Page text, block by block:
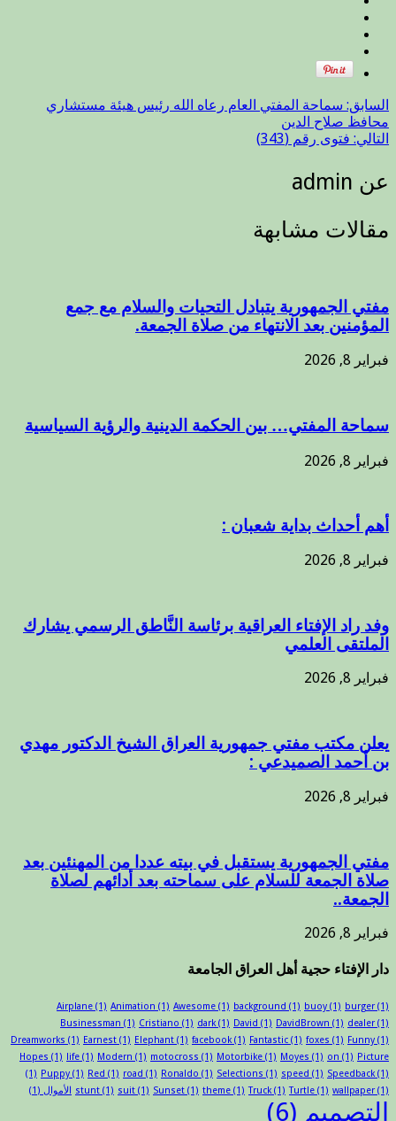
السابق: سماحة المفتي العام رعاه الله رئيس هيئة مستشاري
محافظ صلاح الدين
التالي: فتوى رقم (343)
عن admin
مقالات مشابهة
مفتي الجمهورية يتبادل التحيات والسلام مع جمع
المؤمنين بعد الانتهاء من صلاة الجمعة.
فبراير 8, 2026
سماحة المفتي… بين الحكمة الدينية والرؤية السياسية
فبراير 8, 2026
أهم أحداث بداية شعبان :
فبراير 8, 2026
وفد راد الإفتاء العراقية برئاسة النَّاطق الرسمي يشارك
الملتقى العلمي
فبراير 8, 2026
يعلن مكتب مفتي جمهورية العراق الشيخ الدكتور مهدي
بن أحمد الصميدعي :
فبراير 8, 2026
مفتي الجمهورية يستقبل في بيته عددا من المهنئين بعد
صلاة الجمعة للسلام على سماحته بعد أدائهم لصلاة
الجمعة..
فبراير 8, 2026
دار الإفتاء حجية أهل العراق الجامعة
Airplane (1) Animation (1) Awesome (1) background (1) buoy (1) burger (1)
Businessman (1) Cristiano (1) dark(1) David (1) DavidBrown (1) dealer (1)
Dreamworks (1) Earnest (1) Elephant (1) facebook(1) Fantastic (1) foxes (1) Funny (1)
Hopes (1) life (1) Modern (1) motocross (1) Motorbike (1) Moyes (1) on (1) Picture
(1) Puppy (1) Red (1) road (1) Ronaldo (1) Selections (1) speed (1) Speedback(1)
stunt (1) suit (1) Sunset (1) theme (1) Truck(1) Turtle (1) wallpaper (1) الأموال (1)
التصميم (6)